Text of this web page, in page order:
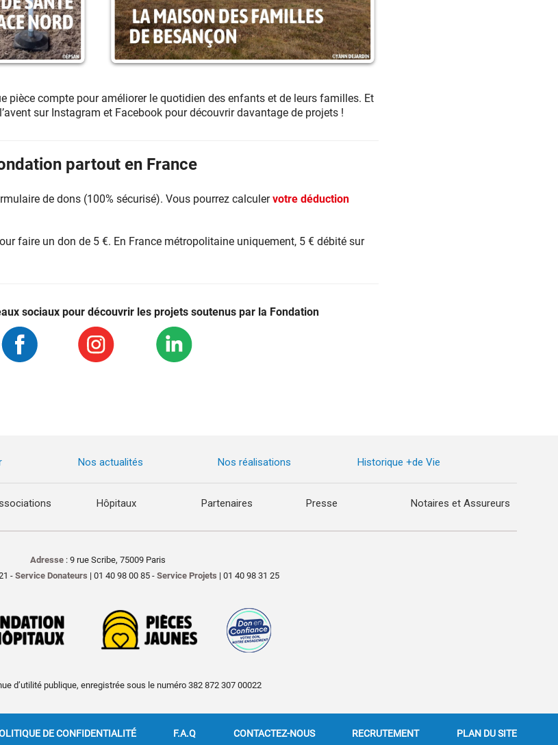
pièce compte pour améliorer le quotidien des enfants et de leurs familles. Et
sur Instagram et Facebook pour découvrir davantage de projets !
partout en France
de dons (100% sécurisé). Vous pourrez calculervotre déduction
faire un don de 5 €. En France métropolitaine uniquement, 5 € débité sur
sociaux pour découvrir les projets soutenus par la Fondation
Nos actualités Nos réalisations Historique +de Vie
Hôpitaux Partenaires Presse Notaires et Assureurs
Adresse : 9 rue Scribe, 75009 Paris
-Service Donateurs | 01 40 98 00 85 - Service Projets | 01 40 98 31 25
d’utilité publique, enregistrée sous le numéro 382 872 307 00022
DE CONFIDENTIALITÉ F.A.Q CONTACTEZ-NOUS RECRUTEMENT PLAN DU SITE